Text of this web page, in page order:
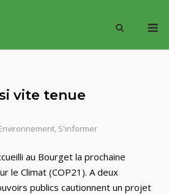
vite tenue
, S'informer
au Bourget la prochaine
le Climat (COP21). A deux
publics cautionnent un projet